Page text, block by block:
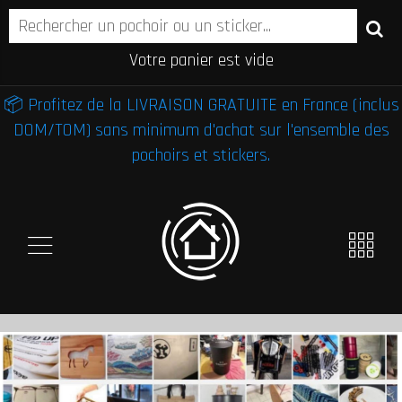
Votre panier est vide
📦 Profitez de la LIVRAISON GRATUITE en France (inclus
DOM/TOM) sans minimum d'achat sur l'ensemble des
pochoirs et stickers.